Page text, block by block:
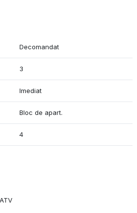
Decomandat
3
Imediat
Bloc de apart.
4